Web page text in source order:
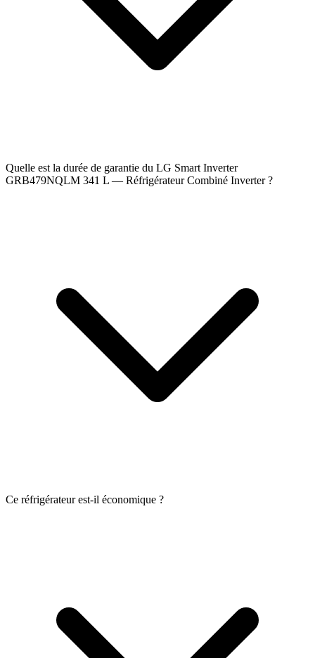
Quelle est la durée de garantie du LG Smart Inverter
GRB479NQLM 341 L — Réfrigérateur Combiné Inverter ?
Ce réfrigérateur est-il économique ?